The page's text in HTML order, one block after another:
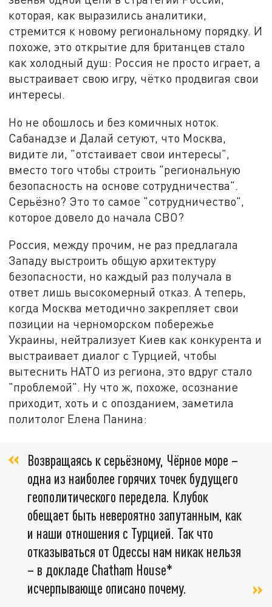
которая, как выразились аналитики,
стремится к новому региональному порядку. И
похоже, это открытие для британцев стало
как холодный душ: Россия не просто играет, а
выстраивает свою игру, чётко продвигая свои
интересы.
Но не обошлось и без комичных ноток.
Сабанадзе и Далай сетуют, что Москва,
видите ли, "отстаивает свои интересы",
вместо того чтобы строить "региональную
безопасность на основе сотрудничества".
Серьёзно? Это то самое "сотрудничество",
которое довело до начала СВО?
Россия, между прочим, не раз предлагала
Западу выстроить общую архитектуру
безопасности, но каждый раз получала в
ответ лишь высокомерный отказ. А теперь,
когда Москва методично закрепляет свои
позиции на черноморском побережье
Украины, нейтрализует Киев как конкурента и
выстраивает диалог с Турцией, чтобы
вытеснить НАТО из региона, это вдруг стало
"проблемой". Ну что ж, похоже, осознание
приходит, хоть и с опозданием, заметила
политолог Елена Панина:
Возвращаясь к серьёзному, Чёрное море –
одна из наиболее горячих точек будущего
геополитического передела. Клубок
обещает быть невероятно запутанным, как
и наши отношения с Турцией. Так что
отказываться от Одессы нам никак нельзя
– в докладе Chatham House*
исчерпывающе описано почему.